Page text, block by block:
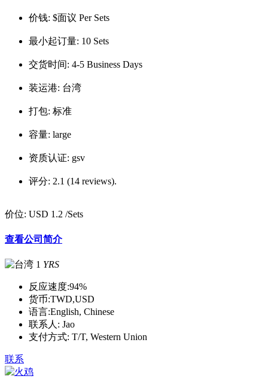
价钱: $面议 Per Sets
最小起订量: 10 Sets
交货时间: 4-5 Business Days
装运港: 台湾
打包: 标准
容量: large
资质认证: gsv
评分: 2.1 (14 reviews).
价位: USD 1.2 /Sets
查看公司简介
1 YRS
反应速度:94%
货币:TWD,USD
语言:English, Chinese
联系人: Jao
支付方式: T/T, Western Union
联系